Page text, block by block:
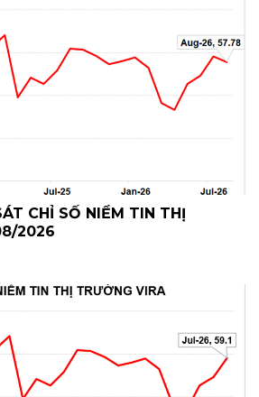
CHỈ SỐ NIỀM TIN THỊ
2026